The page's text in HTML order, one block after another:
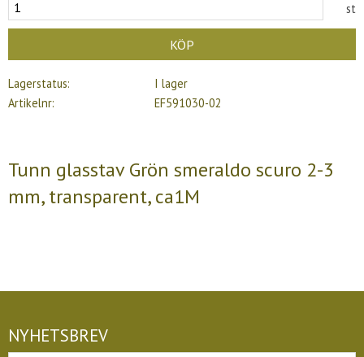
st
KÖP
Lagerstatus
I lager
Artikelnr
EF591030-02
Tunn glasstav Grön smeraldo scuro 2-3
mm, transparent, ca1M
NYHETSBREV